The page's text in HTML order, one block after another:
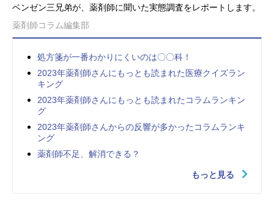
ベンゼン三兄弟が、薬剤師に聞いた実態調査をレポートします。
薬剤師コラム編集部
処方箋が一番わかりにくいのは〇〇科！
2023年薬剤師さんにもっとも読まれた医療クイズラン
キング
2023年薬剤師さんにもっとも読まれたコラムランキン
グ
2023年薬剤師さんからの反響が多かったコラムランキ
ング
薬剤師不足、解消できる？
もっと見る